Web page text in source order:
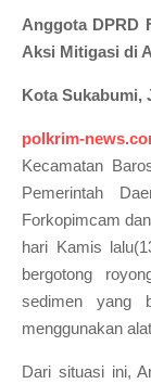
Anggota DPRD
Aksi Mitigasi di
Kota Sukabumi,
polkrim-
Kecamatan
Pemerintah
Forkopimcam
hari Kamis
bergotong
sedimen yang
menggunakan
Dari situasi ini,